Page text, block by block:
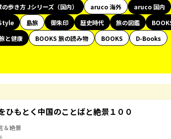
歩き方 Jシリーズ（国内） aruco 海外 aruco 国内
島旅 御朱印 歴史時代 旅の図鑑
と健康 BOOKS 旅の読み物 BOOKS
D-Books
ひもとく中国のことばと絶景１００
＆絶景